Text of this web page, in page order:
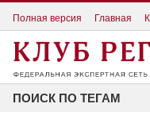
Полная версия Главная
ПОИСК ПО ТЕГАМ